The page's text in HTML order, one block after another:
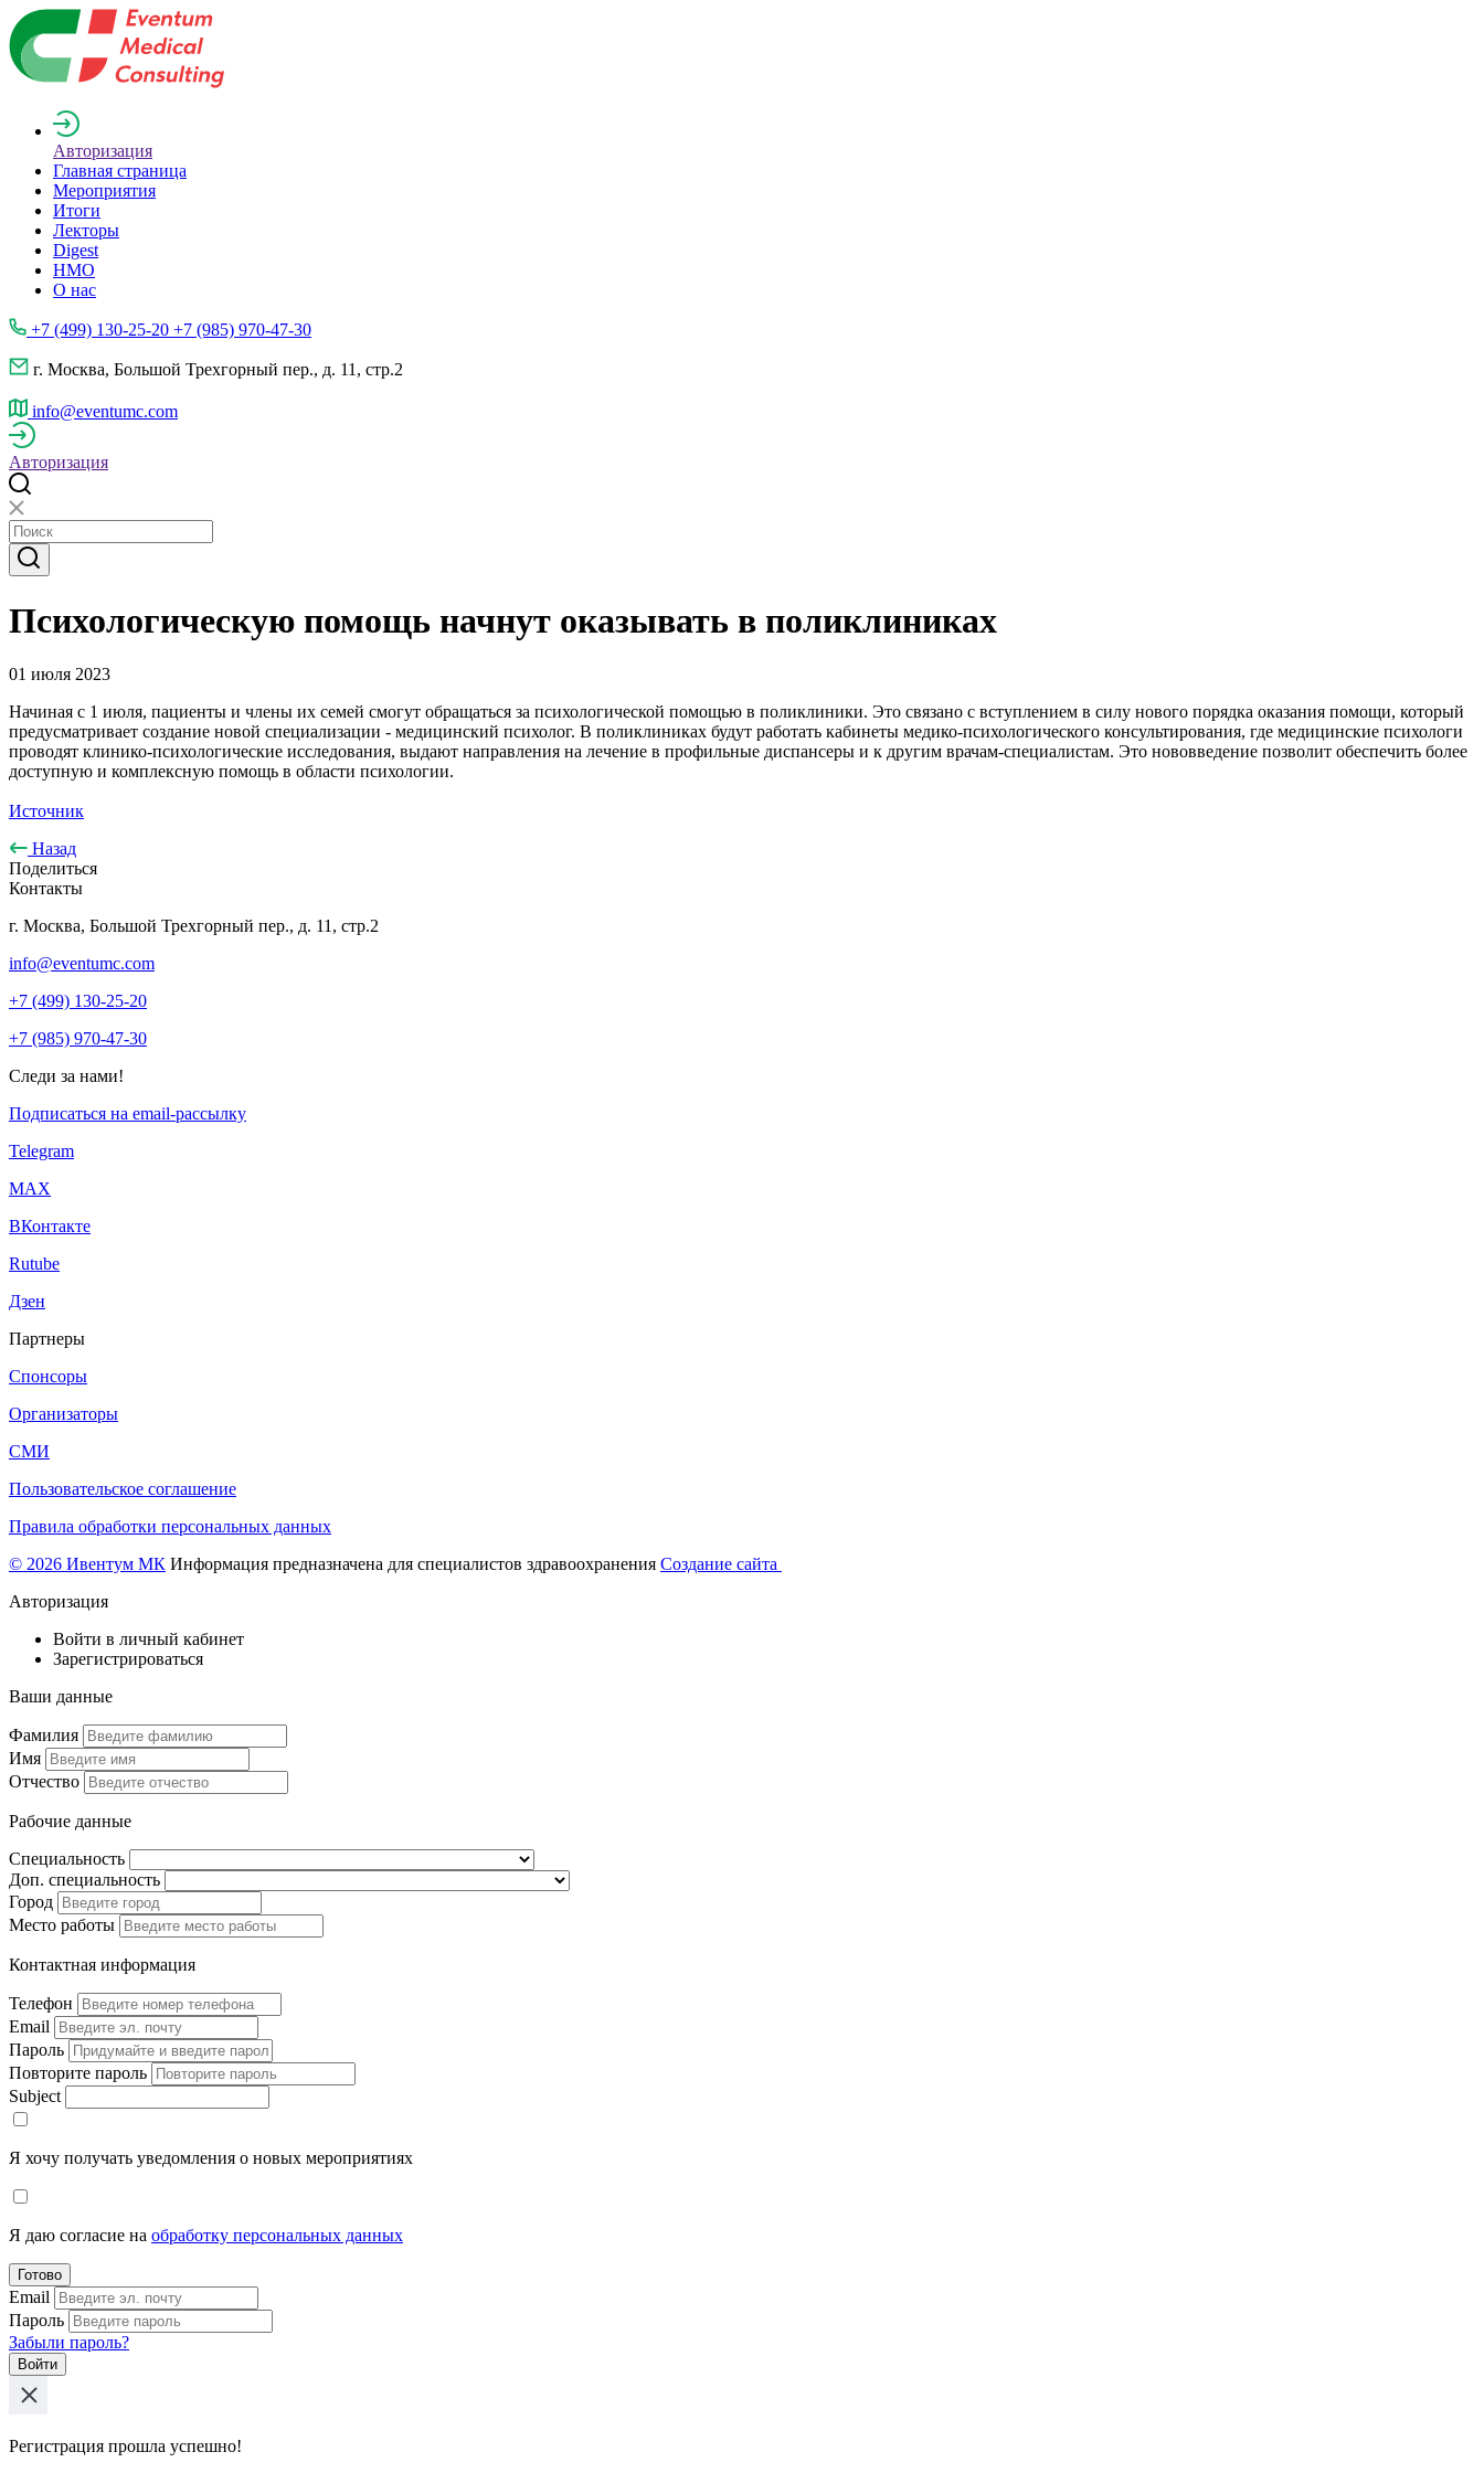
Авторизация
Главная страница
Мероприятия
Итоги
Лекторы
Digest
НМО
О нас
+7 (499) 130-25-20 +7 (985) 970-47-30
г. Москва, Большой Трехгорный пер., д. 11, стр.2
info@eventumc.com
Авторизация
Психологическую помощь начнут оказывать в поликлиниках
01 июля 2023
Начиная с 1 июля, пациенты и члены их семей смогут обращаться за психологической помощью в поликлиники. Это связано с вступлением в силу нового порядка оказания помощи, который
предусматривает создание новой специализации - медицинский психолог. В поликлиниках будут работать кабинеты медико-психологического консультирования, где медицинские психологи
проводят клинико-психологические исследования, выдают направления на лечение в профильные диспансеры и к другим врачам-специалистам. Это нововведение позволит обеспечить более
доступную и комплексную помощь в области психологии.
Источник
Назад
Поделиться
Контакты
г. Москва, Большой Трехгорный пер., д. 11, стр.2
info@eventumc.com
+7 (499) 130-25-20
+7 (985) 970-47-30
Следи за нами!
Подписаться на email-рассылку
Telegram
МАХ
ВКонтакте
Rutube
Дзен
Партнеры
Спонсоры
Организаторы
СМИ
Пользовательское соглашение
Правила обработки персональных данных
© 2026 Ивентум МК Информация предназначена для специалистов здравоохранения Создание сайта
Авторизация
Войти в личный кабинет
Зарегистрироваться
Ваши данные
Фамилия
Имя
Отчество
Рабочие данные
Специальность
Доп. специальность
Город
Место работы
Контактная информация
Телефон
Email
Пароль
Повторите пароль
Subject
Я хочу получать уведомления о новых мероприятиях
Я даю согласие на обработку персональных данных
Готово
Email
Пароль
Забыли пароль?
Войти
Регистрация прошла успешно!